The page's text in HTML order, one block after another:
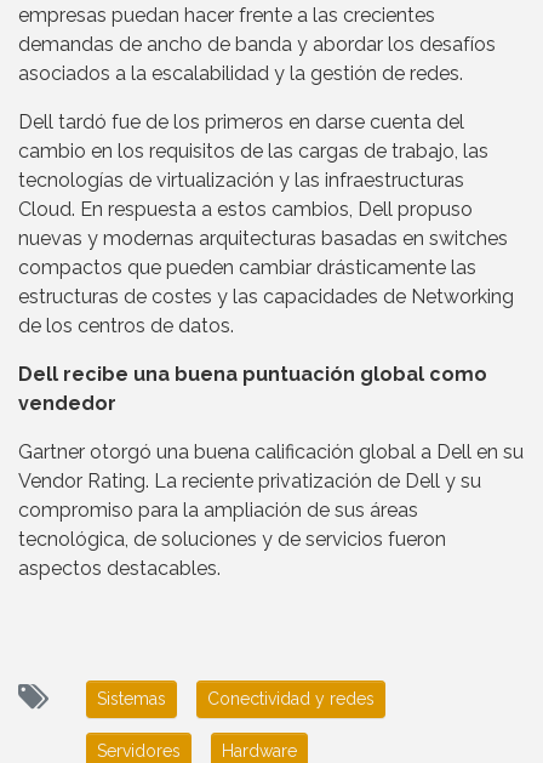
empresas puedan hacer frente a las crecientes
demandas de ancho de banda y abordar los desafíos
asociados a la escalabilidad y la gestión de redes.
Dell tardó fue de los primeros en darse cuenta del
cambio en los requisitos de las cargas de trabajo, las
tecnologías de virtualización y las infraestructuras
Cloud. En respuesta a estos cambios, Dell propuso
nuevas y modernas arquitecturas basadas en switches
compactos que pueden cambiar drásticamente las
estructuras de costes y las capacidades de Networking
de los centros de datos.
Dell recibe una buena puntuación global como
vendedor
Gartner otorgó una buena calificación global a Dell en su
Vendor Rating. La reciente privatización de Dell y su
compromiso para la ampliación de sus áreas
tecnológica, de soluciones y de servicios fueron
aspectos destacables.
Sistemas Conectividad y redes
Servidores Hardware